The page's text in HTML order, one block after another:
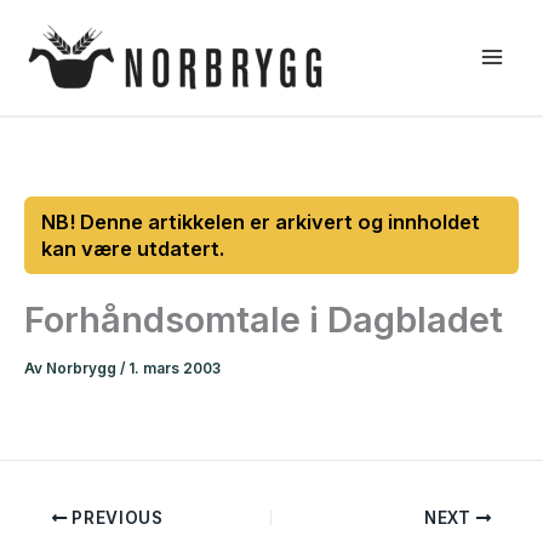
rett
Forhåndsomtale i Dagbladet
Av Norbrygg / 1. mars 2003
PREVIOUS NEXT